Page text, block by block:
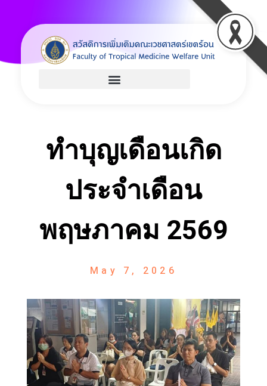
ทำบุญเดือนเกิด
ประจำเดือน
พฤษภาคม 2569
May 7, 2026